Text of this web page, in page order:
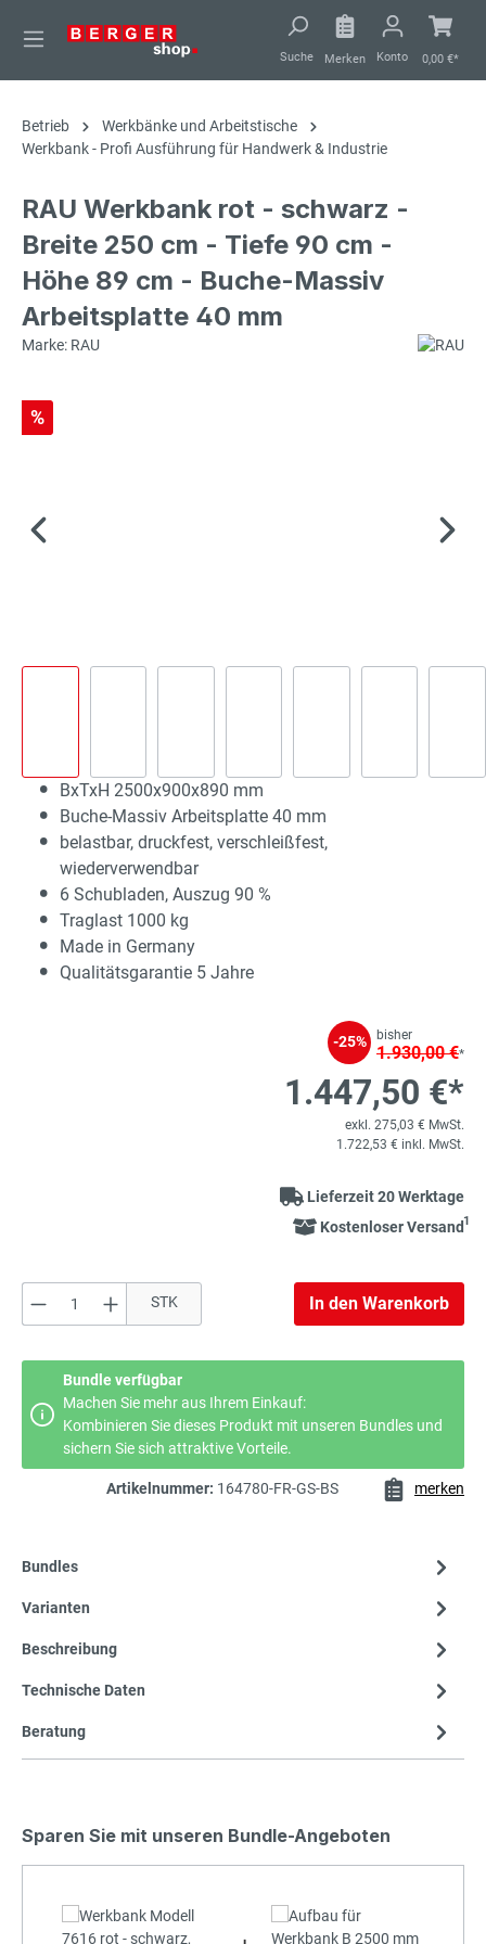
springen
Suche Merken Konto 0,00 €*
Betrieb
Werkbänke und Arbeitstische
Werkbank - Profi Ausführung für Handwerk & Industrie
RAU Werkbank rot - schwarz -
Breite 250 cm - Tiefe 90 cm -
Höhe 89 cm - Buche-Massiv
Arbeitsplatte 40 mm
Marke: RAU
%
BxTxH 2500x900x890 mm
Buche-Massiv Arbeitsplatte 40 mm
belastbar, druckfest, verschleißfest,
wiederverwendbar
6 Schubladen, Auszug 90 %
Traglast 1000 kg
Made in Germany
Qualitätsgarantie 5 Jahre
-25% bisher
1.930,00 €*
1.447,50 €*
exkl. 275,03 € MwSt.
1.722,53 € inkl. MwSt.
Lieferzeit 20 Werktage
Kostenloser Versand1
Produkt Anzahl: Gib den gewünschten
STK In den Warenkorb
Bundle verfügbar
Machen Sie mehr aus Ihrem Einkauf:
Kombinieren Sie dieses Produkt mit unseren Bundles und
sichern Sie sich attraktive Vorteile.
Artikelnummer: 164780-FR-GS-BS merken
Bundles
Varianten
Beschreibung
Technische Daten
Beratung
Sparen Sie mit unseren Bundle-Angeboten